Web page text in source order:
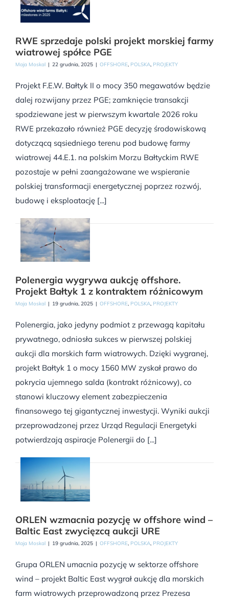
RWE sprzedaje polski projekt morskiej farmy
wiatrowej spółce PGE
Maja Moskal | 22 grudnia, 2025 | OFFSHORE, POLSKA, PROJEKTY
Projekt F.E.W. Bałtyk II o mocy 350 megawatów będzie
dalej rozwijany przez PGE; zamknięcie transakcji
spodziewane jest w pierwszym kwartale 2026 roku
RWE przekazało również PGE decyzję środowiskową
dotyczącą sąsiedniego terenu pod budowę farmy
wiatrowej 44.E.1. na polskim Morzu Bałtyckim RWE
pozostaje w pełni zaangażowane we wspieranie
polskiej transformacji energetycznej poprzez rozwój,
budowę i eksploatację [...]
Polenergia wygrywa aukcję offshore.
Projekt Bałtyk 1 z kontraktem różnicowym
Maja Moskal | 19 grudnia, 2025 | OFFSHORE, POLSKA, PROJEKTY
Polenergia, jako jedyny podmiot z przewagą kapitału
prywatnego, odniosła sukces w pierwszej polskiej
aukcji dla morskich farm wiatrowych. Dzięki wygranej,
projekt Bałtyk 1 o mocy 1560 MW zyskał prawo do
pokrycia ujemnego salda (kontrakt różnicowy), co
stanowi kluczowy element zabezpieczenia
finansowego tej gigantycznej inwestycji. Wyniki aukcji
przeprowadzonej przez Urząd Regulacji Energetyki
potwierdzają aspiracje Polenergii do [...]
ORLEN wzmacnia pozycję w offshore wind –
Baltic East zwycięzcą aukcji URE
Maja Moskal | 19 grudnia, 2025 | OFFSHORE, POLSKA, PROJEKTY
Grupa ORLEN umacnia pozycję w sektorze offshore
wind – projekt Baltic East wygrał aukcję dla morskich
farm wiatrowych przeprowadzoną przez Prezesa